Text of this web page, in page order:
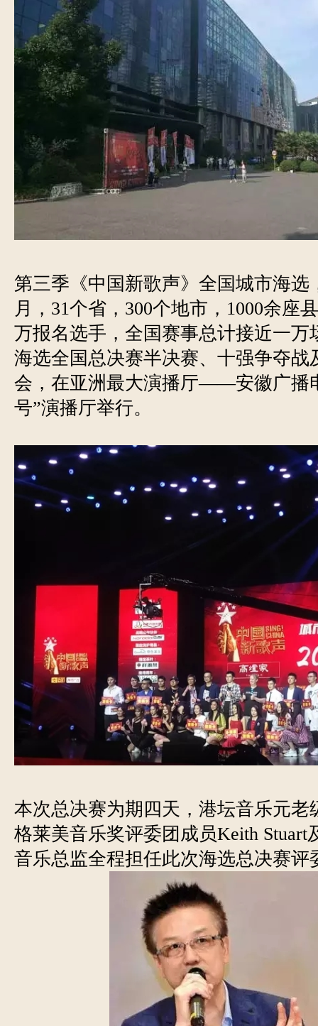
第三季《中国新歌声》全国城市海选
月，31个省，300个地市，1000余座
万报名选手，全国赛事总计接近一万
海选全国总决赛半决赛、十强争夺战
会，在亚洲最大演播厅——安徽广播
号”演播厅举行。
本次总决赛为期四天，港坛音乐元老
格莱美音乐奖评委团成员Keith Stuart
音乐总监全程担任此次海选总决赛评